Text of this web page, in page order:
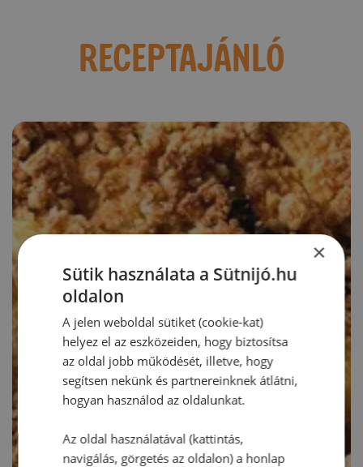
RECEPTAJÁNLÓ
×
Sütik használata a Sütnijó.hu
oldalon
A jelen weboldal sütiket (cookie-kat)
helyez el az eszközeiden, hogy biztosítsa
az oldal jobb működését, illetve, hogy
segítsen nekünk és partnereinknek átlátni,
hogyan használod az oldalunkat.
Az oldal használatával (kattintás,
navigálás, görgetés az oldalon) a honlap